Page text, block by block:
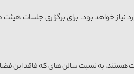
نیاز خواهد بود. برای برگزاری جلسات
هستند، به نسبت سالن های که فاقد این